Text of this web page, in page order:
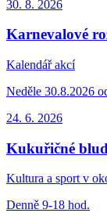
30. 8. 2026
Karnevalové
Kalendář akcí
Neděle 30.8.2026
24. 6. 2026
Kukuřičné
Kultura a sport v
Denně 9-18 hod.